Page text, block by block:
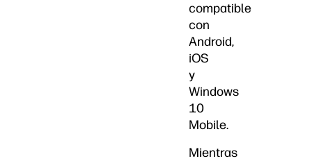
compatible
con
Android,
iOS
y
Windows
10
Mobile.
Mientras